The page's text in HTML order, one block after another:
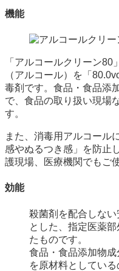
機能
「アルコールクリーン
（アルコール）を「
毒剤です。食品・食品添
で、食品の取り扱い現場
す。
また、消毒用アルコール
感やぬるつき感」を防止
護現場、医療機関でもご
効能
殺菌剤を配合しな
とした、指定医薬
たものです。
食品・食品添加物
を原材料としてい